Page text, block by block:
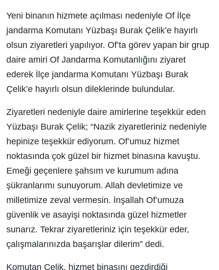
Yeni binanın hizmete açılması nedeniyle Of İlçe
jandarma Komutanı Yüzbaşı Burak Çelik’e hayırlı
olsun ziyaretleri yapılıyor. Of’ta görev yapan bir grup
daire amiri Of Jandarma Komutanlığını ziyaret
ederek İlçe jandarma Komutanı Yüzbaşı Burak
Çelik’e hayırlı olsun dileklerinde bulundular.
Ziyaretleri nedeniyle daire amirlerine teşekkür eden
Yüzbaşı Burak Çelik; “Nazik ziyaretleriniz nedeniyle
hepinize teşekkür ediyorum. Of’umuz hizmet
noktasında çok güzel bir hizmet binasına kavuştu.
Emeği geçenlere şahsım ve kurumum adına
şükranlarımı sunuyorum. Allah devletimize ve
milletimize zeval vermesin. İnşallah Of’umuza
güvenlik ve asayişi noktasında güzel hizmetler
sunarız. Tekrar ziyaretleriniz için teşekkür eder,
çalışmalarınızda başarışlar dilerim” dedi.
Komutan Çelik, hizmet binasını gezdirdiği